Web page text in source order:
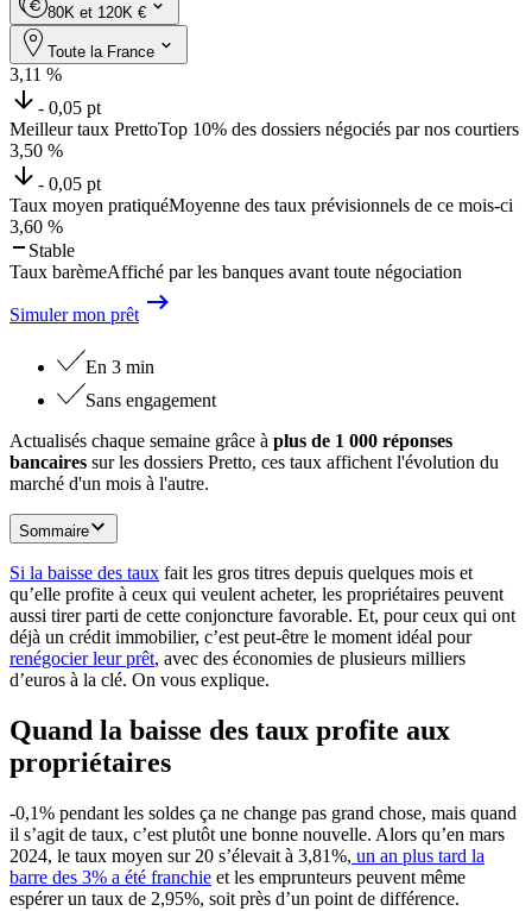
80K et 120K €
Toute la France
3,11 %
- 0,05 pt
Meilleur taux PrettoTop 10% des dossiers négociés par nos courtiers
3,50 %
- 0,05 pt
Taux moyen pratiquéMoyenne des taux prévisionnels de ce mois-ci
3,60 %
Stable
Taux barèmeAffiché par les banques avant toute négociation
Simuler mon prêt
En 3 min
Sans engagement
Actualisés chaque semaine grâce à plus de 1 000 réponses
bancaires sur les dossiers Pretto, ces taux affichent l'évolution du
marché d'un mois à l'autre.
Sommaire
Si la baisse des taux fait les gros titres depuis quelques mois et
qu’elle profite à ceux qui veulent acheter, les propriétaires peuvent
aussi tirer parti de cette conjoncture favorable. Et, pour ceux qui ont
déjà un crédit immobilier, c’est peut-être le moment idéal pour
renégocier leur prêt, avec des économies de plusieurs milliers
d’euros à la clé. On vous explique.
Quand la baisse des taux profite aux
propriétaires
-0,1% pendant les soldes ça ne change pas grand chose, mais quand
il s’agit de taux, c’est plutôt une bonne nouvelle. Alors qu’en mars
2024, le taux moyen sur 20 s’élevait à 3,81%, un an plus tard la
barre des 3% a été franchie et les emprunteurs peuvent même
espérer un taux de 2,95%, soit près d’un point de différence.